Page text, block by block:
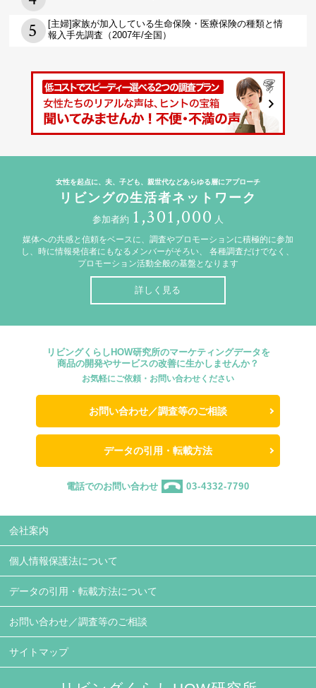
[主婦]家族が加入している生命保険・医療保険の種類と情
報入手先調査（2007年/全国）
女性を起点に、夫、子ども、親世代などあらゆる層にアプローチ
リビングの生活者ネットワーク
参加者約 1,301,000 人
媒体への共感と信頼をベースに、調査やプロモーションに積極的に参加
し、時に情報発信者にもなるメンバーがそろい、
各種調査だけでなく、
プロモーション活動全般の基盤となります
詳しく見る
リビングくらしHOW研究所のマーケティングデータを
商品の開発やサービスの改善に生かしませんか？
お気軽にご依頼・お問い合わせください
お問い合わせ／調査等のご相談
データの引用・転載方法
電話でのお問い合わせ 03-4332-7790
会社案内
個人情報保護法について
データの引用・転載方法について
お問い合わせ／調査等のご相談
サイトマップ